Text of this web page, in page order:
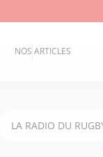
NOS ARTICLES
LA RADIO DU